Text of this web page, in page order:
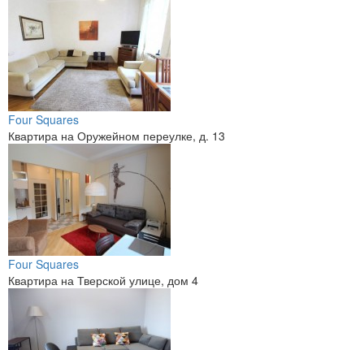
Four Squares
Квартира на Оружейном переулке, д. 13
Four Squares
Квартира на Тверской улице, дом 4